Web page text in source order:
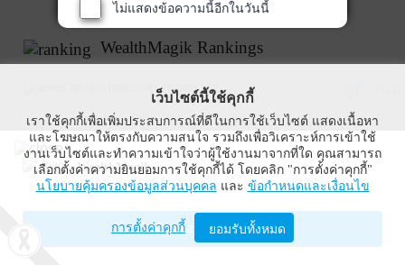
WealthMagik Rankings
Top Returns
WealthMagik
Wealth Management System Limited
เปิดด้วยแอป WealthMagik
ไม่แสดงข้อความนี้อีกในวันนี้
เว็บไซต์นี้ใช้คุกกี้
เราใช้คุกกี้เพื่อเพิ่มประสบการณ์ที่ดีในการใช้เว็บไซต์ แสดงเนื้อหา
และโฆษณาให้ตรงกับความสนใจ รวมถึงเพื่อวิเคราะห์การเข้าใช้
งานเว็บไซต์และทำความเข้าใจว่าผู้ใช้งานมาจากที่ใด คุณสามารถ
เลือกตั้งค่าความยินยอมการใช้คุกกี้ได้ โดยคลิก "การตั้งค่าคุกกี้"
นโยบายคุ้มครองข้อมูลส่วนบุคคล และ ข้อกำหนดและเงื่อนไข
การตั้งค่าคุกกี้ ยอมรับทั้งหมด